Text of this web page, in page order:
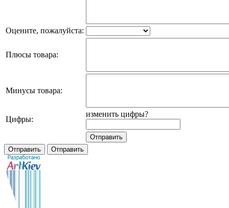
Оцените, пожалуйста:
Плюсы товара:
Минусы товара:
Цифры:
изменить цифры?